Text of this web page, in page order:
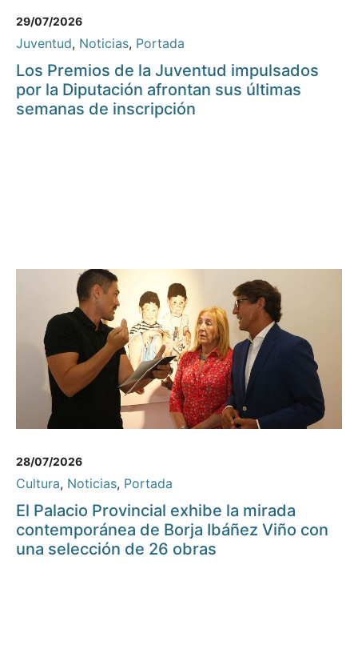
29/07/2026
Juventud, Noticias, Portada
Los Premios de la Juventud impulsados
por la Diputación afrontan sus últimas
semanas de inscripción
28/07/2026
Cultura, Noticias, Portada
El Palacio Provincial exhibe la mirada
contemporánea de Borja Ibáñez Viño con
una selección de 26 obras